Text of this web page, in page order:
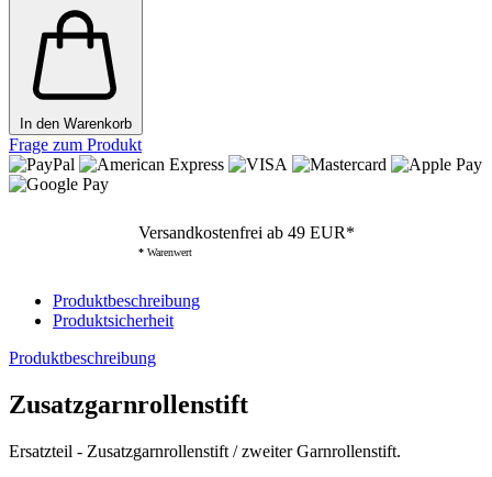
In den Warenkorb
Frage zum Produkt
Versandkostenfrei ab 49 EUR*
*Warenwert
Produktbeschreibung
Produktsicherheit
Produktbeschreibung
Zusatzgarnrollenstift
Ersatzteil - Zusatzgarnrollenstift / zweiter Garnrollenstift.